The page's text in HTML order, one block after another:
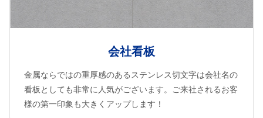
会社看板
金属ならではの重厚感のあるステンレス切文字は会社名の
看板としても非常に人気がございます。ご来社されるお客
様の第一印象も大きくアップします！